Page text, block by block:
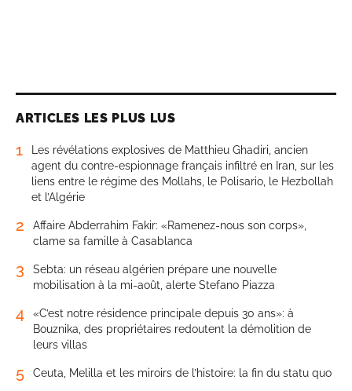
ARTICLES LES PLUS LUS
1
Les révélations explosives de Matthieu Ghadiri, ancien
agent du contre-espionnage français infiltré en Iran, sur les
liens entre le régime des Mollahs, le Polisario, le Hezbollah
et l’Algérie
2
Affaire Abderrahim Fakir: «Ramenez-nous son corps»,
clame sa famille à Casablanca
3
Sebta: un réseau algérien prépare une nouvelle
mobilisation à la mi-août, alerte Stefano Piazza
4
«C’est notre résidence principale depuis 30 ans»: à
Bouznika, des propriétaires redoutent la démolition de
leurs villas
5 Ceuta, Melilla et les miroirs de l’histoire: la fin du statu quo